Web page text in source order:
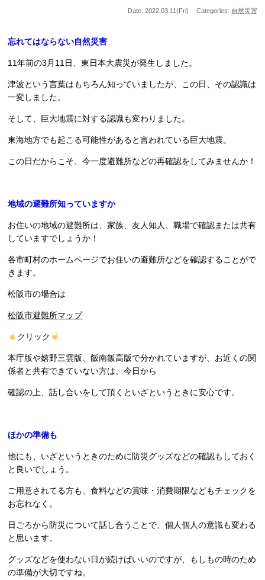
Date: 2022.03.11(Fri) Categories: 自然災害
忘れてはならない自然災害
11年前の3月11日、東日本大震災が発生しました。
津波という言葉はもちろん知っていましたが、この日、その認識は
一変しました。
そして、巨大地震に対する認識も変わりました。
東海地方でも起こる可能性があると言われている巨大地震。
この日だからこそ、今一度避難所などの再確認をしてみませんか！
地域の避難所知っていますか
お住いの地域の避難所は、家族、友人知人、職場で確認または共有
していますでしょうか！
各市町村のホームページでお住いの避難所などを確認することがで
きます。
松阪市の場合は
松阪市避難所マップ
クリック
本庁版や嬉野三雲版、飯南飯高版で分かれていますが、お近くの関
係者と共有できていない方は、今日から
確認の上、話し合いをして頂くといざというときに安心です。
ほかの準備も
他にも、いざというときのために防災グッズなどの確認もしておく
と良いでしょう。
ご用意されてる方も、食料などの賞味・消費期限などもチェックを
お忘れなく。
日ごろから防災について話し合うことで、個人個人の意識も変わる
と思います。
グッズなどを使わない日が続けばいいのですが、もしもの時のため
の準備が大切ですね。